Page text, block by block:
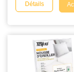
Détails